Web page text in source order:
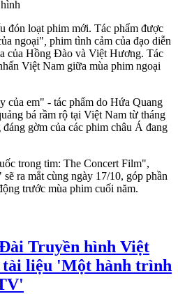
đón loạt phim mới. Tác phẩm được
ngoại" phim tình cảm của đạo diễn
của Hồng Đào và Việt Hương. Tác
Việt Nam giữa mùa phim ngoại
của em" - tác phẩm do Hứa Quang
bá rầm rộ tại Việt Nam từ tháng
gờm của các phim châu Á đang
trong tim: The Concert Film",
ra mắt cùng ngày 17/10, góp phần
trước mùa phim cuối năm.
Truyền hình Việt
liệu 'Một hành trình